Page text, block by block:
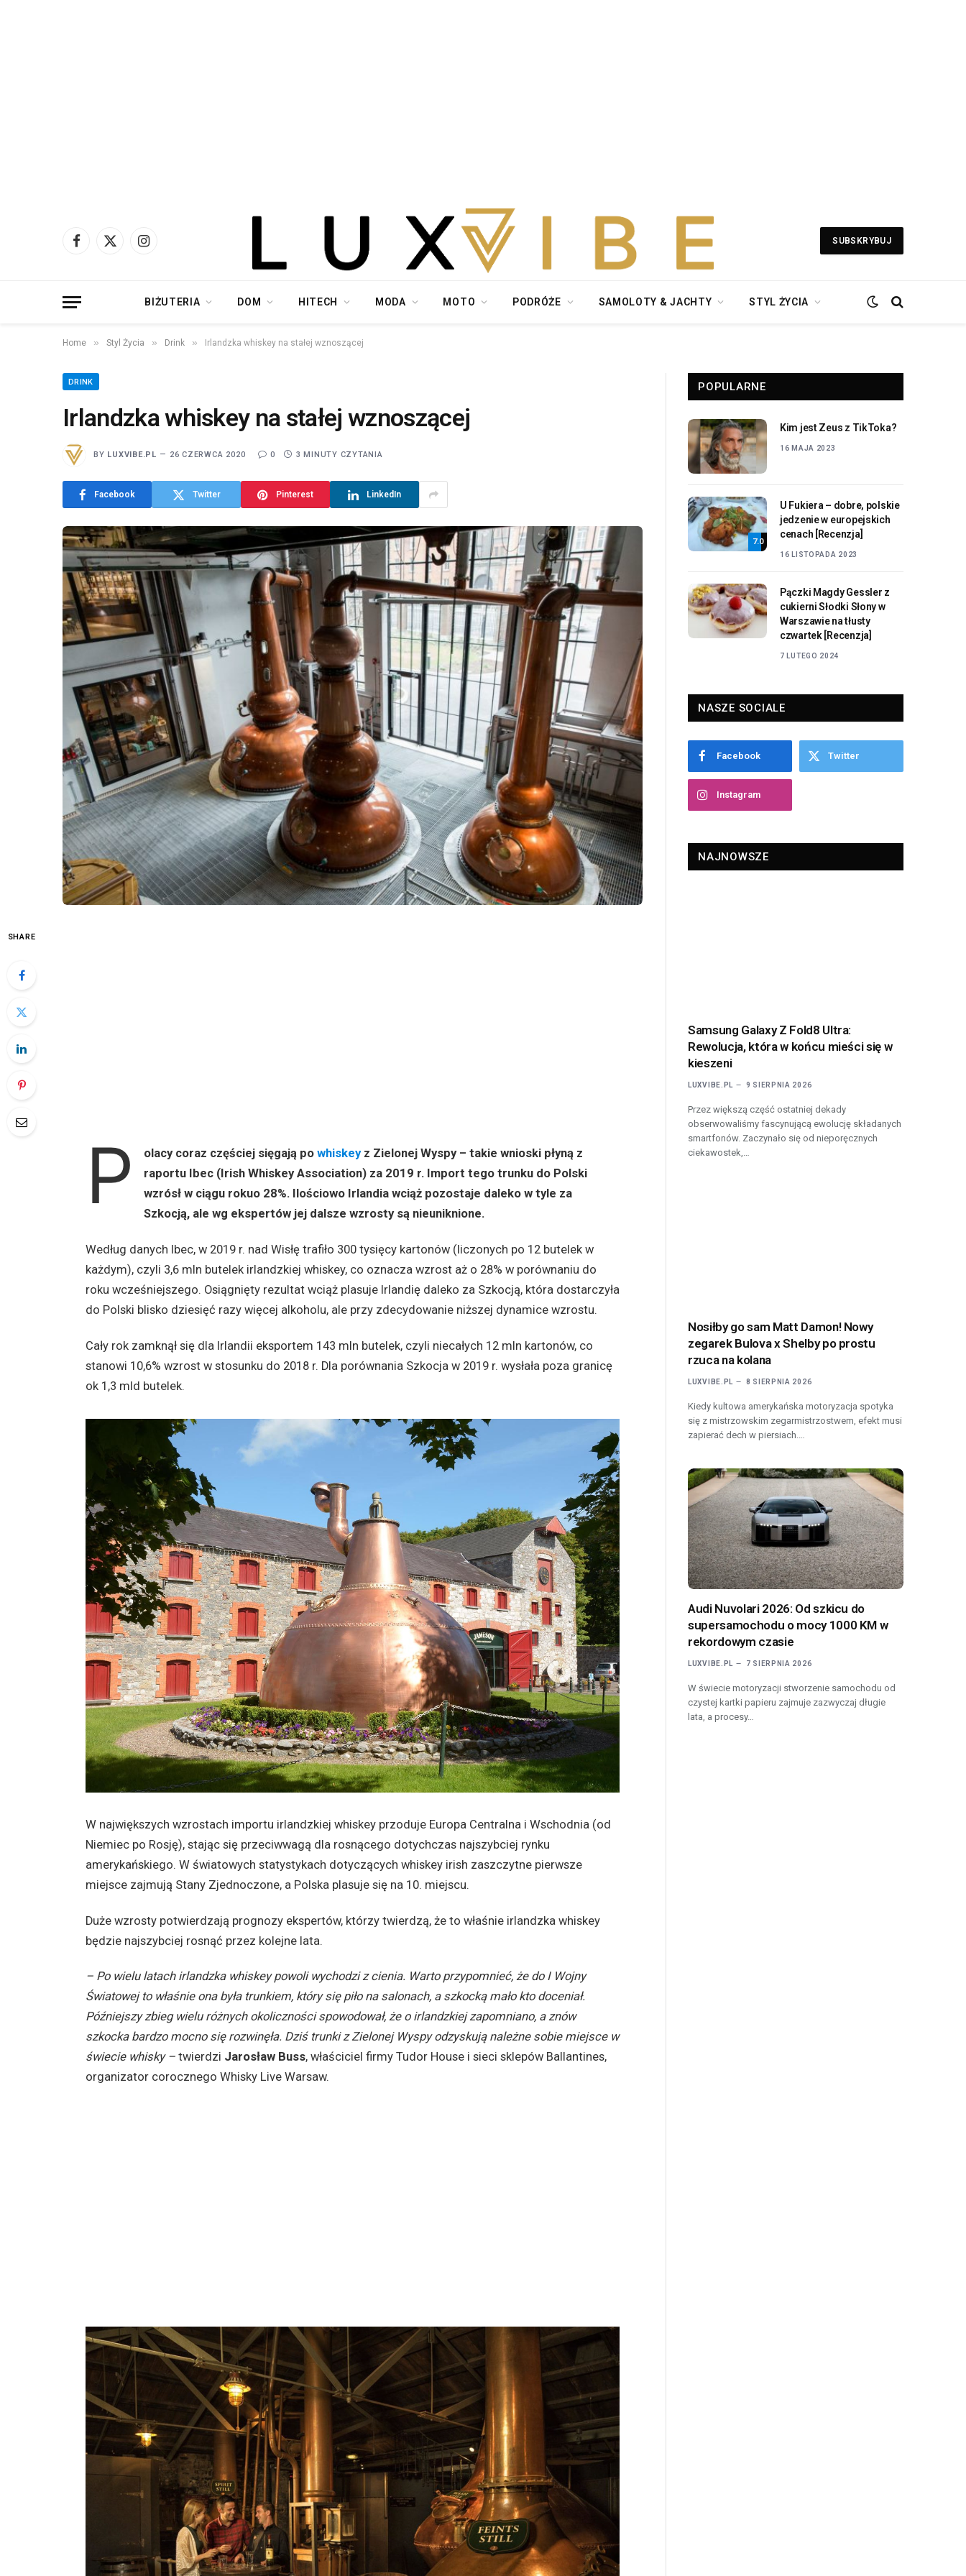
Facebook
X
Instagram
SUBSKRYBUJ
BIŻUTERIA DOM HITECH MODA MOTO PODRÓŻE SAMOLOTY & JACHTY STYL ŻYCIA
Home » Styl Życia » Drink » Irlandzka whiskey na stałej wznoszącej
DRINK
Irlandzka whiskey na stałej wznoszącej
BY LUXVIBE.PL 26 CZERWCA 2020 0 3 MINUTY CZYTANIA
Facebook Twitter Pinterest LinkedIn
SHARE
P olacy coraz częściej sięgają po whiskeyz Zielonej Wyspy – takie wnioski płyną z
raportu Ibec (Irish Whiskey Association) za 2019 r. Import tego trunku do Polski
wzrósł w ciągu rokuo 28%. Ilościowo Irlandia wciąż pozostaje daleko w tyle za
Szkocją, ale wg ekspertów jej dalsze wzrosty są nieuniknione.
Według danych Ibec, w 2019 r. nad Wisłę trafiło 300 tysięcy kartonów (liczonych po 12 butelek w
każdym), czyli 3,6 mln butelek irlandzkiej whiskey, co oznacza wzrost aż o 28% w porównaniu do
roku wcześniejszego. Osiągnięty rezultat wciąż plasuje Irlandię daleko za Szkocją, która dostarczyła
do Polski blisko dziesięć razy więcej alkoholu, ale przy zdecydowanie niższej dynamice wzrostu.
Cały rok zamknął się dla Irlandii eksportem 143 mln butelek, czyli niecałych 12 mln kartonów, co
stanowi 10,6% wzrost w stosunku do 2018 r. Dla porównania Szkocja w 2019 r. wysłała poza granicę
ok 1,3 mld butelek.
W największych wzrostach importu irlandzkiej whiskey przoduje Europa Centralna i Wschodnia (od
Niemiec po Rosję), stając się przeciwwagą dla rosnącego dotychczas najszybciej rynku
amerykańskiego. W światowych statystykach dotyczących whiskey irish zaszczytne pierwsze
miejsce zajmują Stany Zjednoczone, a Polska plasuje się na 10. miejscu.
Duże wzrosty potwierdzają prognozy ekspertów, którzy twierdzą, że to właśnie irlandzka whiskey
będzie najszybciej rosnąć przez kolejne lata.
– Po wielu latach irlandzka whiskey powoli wychodzi z cienia. Warto przypomnieć, że do I Wojny
Światowej to właśnie ona była trunkiem, który się piło na salonach, a szkocką mało kto doceniał.
Późniejszy zbieg wielu różnych okoliczności spowodował, że o irlandzkiej zapomniano, a znów
szkocka bardzo mocno się rozwinęła. Dziś trunki z Zielonej Wyspy odzyskują należne sobie miejsce w
świecie whisky – twierdzi Jarosław Buss, właściciel firmy Tudor House i sieci sklepów Ballantines,
organizator corocznego Whisky Live Warsaw.
POPULARNE
Kim jest Zeus z TikToka?
16 MAJA 2023
7.0
U Fukiera – dobre, polskie
jedzenie w europejskich
cenach [Recenzja]
16 LISTOPADA 2023
Pączki Magdy Gessler z
cukierni Słodki Słony w
Warszawie na tłusty
czwartek [Recenzja]
7 LUTEGO 2024
NASZE SOCIALE
Facebook Twitter
Instagram
NAJNOWSZE
Samsung Galaxy Z Fold8 Ultra:
Rewolucja, która w końcu mieści się w
kieszeni
LUXVIBE.PL 9 SIERPNIA 2026
Przez większą część ostatniej dekady
obserwowaliśmy fascynującą ewolucję składanych
smartfonów. Zaczynało się od nieporęcznych
ciekawostek,…
Nosiłby go sam Matt Damon! Nowy
zegarek Bulova x Shelby po prostu
rzuca na kolana
LUXVIBE.PL 8 SIERPNIA 2026
Kiedy kultowa amerykańska motoryzacja spotyka
się z mistrzowskim zegarmistrzostwem, efekt musi
zapierać dech w piersiach.…
Audi Nuvolari 2026: Od szkicu do
supersamochodu o mocy 1000 KM w
rekordowym czasie
LUXVIBE.PL 7 SIERPNIA 2026
W świecie motoryzacji stworzenie samochodu od
czystej kartki papieru zajmuje zazwyczaj długie
lata, a procesy…